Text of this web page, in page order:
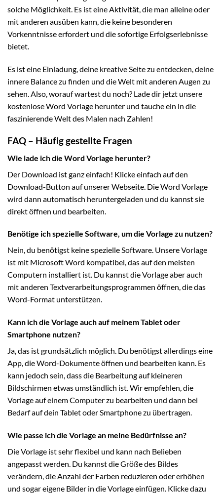
solche Möglichkeit. Es ist eine Aktivität, die man alleine oder
mit anderen ausüben kann, die keine besonderen
Vorkenntnisse erfordert und die sofortige Erfolgserlebnisse
bietet.
Es ist eine Einladung, deine kreative Seite zu entdecken, deine
innere Balance zu finden und die Welt mit anderen Augen zu
sehen. Also, worauf wartest du noch? Lade dir jetzt unsere
kostenlose Word Vorlage herunter und tauche ein in die
faszinierende Welt des Malen nach Zahlen!
FAQ – Häufig gestellte Fragen
Wie lade ich die Word Vorlage herunter?
Der Download ist ganz einfach! Klicke einfach auf den
Download-Button auf unserer Webseite. Die Word Vorlage
wird dann automatisch heruntergeladen und du kannst sie
direkt öffnen und bearbeiten.
Benötige ich spezielle Software, um die Vorlage zu nutzen?
Nein, du benötigst keine spezielle Software. Unsere Vorlage
ist mit Microsoft Word kompatibel, das auf den meisten
Computern installiert ist. Du kannst die Vorlage aber auch
mit anderen Textverarbeitungsprogrammen öffnen, die das
Word-Format unterstützen.
Kann ich die Vorlage auch auf meinem Tablet oder
Smartphone nutzen?
Ja, das ist grundsätzlich möglich. Du benötigst allerdings eine
App, die Word-Dokumente öffnen und bearbeiten kann. Es
kann jedoch sein, dass die Bearbeitung auf kleineren
Bildschirmen etwas umständlich ist. Wir empfehlen, die
Vorlage auf einem Computer zu bearbeiten und dann bei
Bedarf auf dein Tablet oder Smartphone zu übertragen.
Wie passe ich die Vorlage an meine Bedürfnisse an?
Die Vorlage ist sehr flexibel und kann nach Belieben
angepasst werden. Du kannst die Größe des Bildes
verändern, die Anzahl der Farben reduzieren oder erhöhen
und sogar eigene Bilder in die Vorlage einfügen. Klicke dazu